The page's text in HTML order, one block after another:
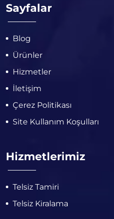
Sayfalar
Blog
Ürünler
Hizmetler
İletişim
Çerez Politikası
Site Kullanım Koşulları
Hizmetlerimiz
Telsiz Tamiri
Telsiz Kiralama